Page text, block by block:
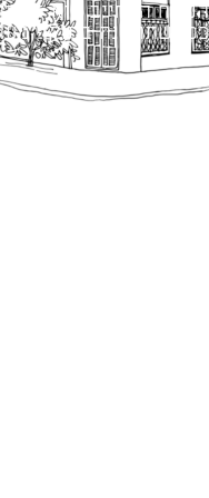
הנוסח המחייב הוא זה
כפי שתהיינה בתוקף